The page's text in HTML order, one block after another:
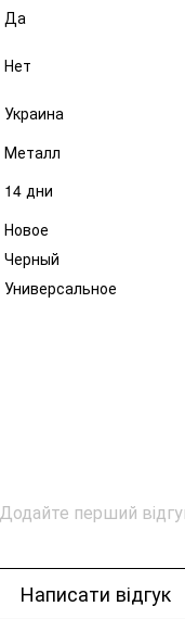
Да
Нет
Украина
Металл
14 дни
Новое
Черный
Универсальное
Додайте перший
Написати відгук